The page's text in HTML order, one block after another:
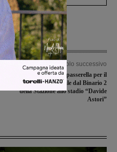
Articolo successivo
Rignano, collocata la passerella per il
collegamento pedonale dal Binario 2
della Stazione allo stadio “Davide
Astori”